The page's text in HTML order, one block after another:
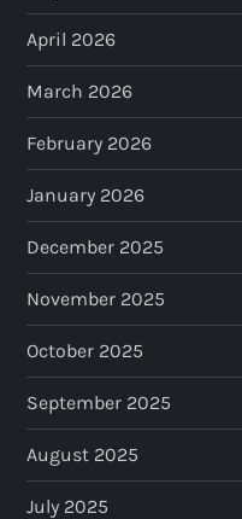
April 2026
March 2026
February 2026
January 2026
December 2025
November 2025
October 2025
September 2025
August 2025
July 2025